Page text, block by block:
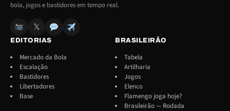
bola, jogos e bastidores em tempo real.
𝕏
EDITORIAS
Mercado da Bola
Escalação
Bastidores
Libertadores
Base
BRASILEIRÃO
Tabela
Artilharia
Jogos
Elenco
Flamengo joga hoje?
Brasileirão — Rodada